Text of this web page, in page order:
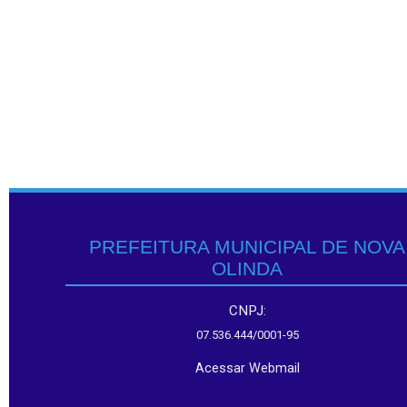
PREFEITURA MUNICIPAL DE NOVA
OLINDA
CNPJ:
07.536.444/0001-95
Acessar Webmail